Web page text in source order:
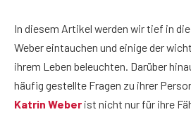
In diesem Artikel werden wir tief in
Weber eintauchen und einige der
ihrem Leben beleuchten. Darüber
häufig gestellte Fragen zu ihrer
Katrin Weber ist nicht nur für ihre